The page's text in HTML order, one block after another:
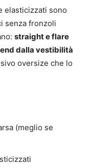
elasticizzati sono
senza fronzoli
straight e flare
dalla vestibilità
oversize che lo
(meglio se